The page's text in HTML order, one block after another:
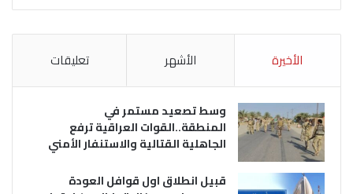
الأخيرة الأشهر تعليقات
وسط تصعيد مستمر في
المنطقة..القوات العراقية ترفع
الجاهلية القتالية والاستنفار الأمني
قبيل انطلاق اول قوافل العودة